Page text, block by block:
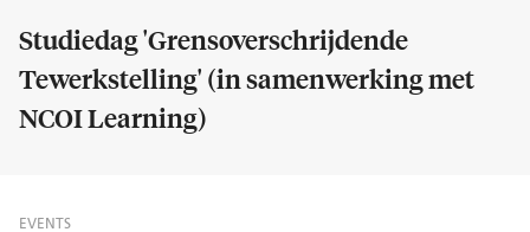
Studiedag 'Grensoverschrijdende
Tewerkstelling' (in samenwerking met
NCOI Learning)
EVENTS